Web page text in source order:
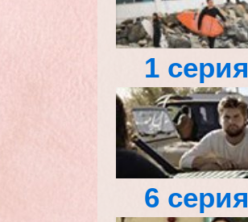
1 серия
6 серия